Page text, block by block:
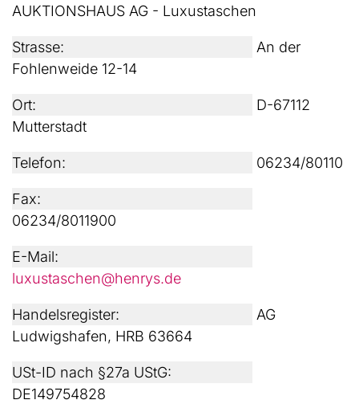
AUKTIONSHAUS AG - Luxustaschen
Strasse:
An der
Fohlenweide 12-14
Ort:
D-67112
Mutterstadt
Telefon: 06234/80110
Fax:
06234/8011900
E-Mail:
luxustaschen@henrys.de
Handelsregister:
AG
Ludwigshafen, HRB 63664
USt-ID nach §27a UStG:
DE149754828